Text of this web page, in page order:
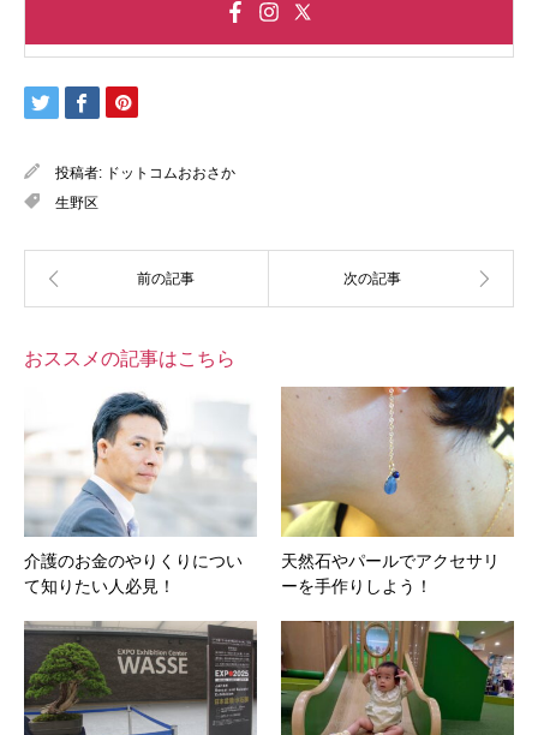
投稿者: ドットコムおおさか
生野区
おススメの記事はこちら
介護のお金のやりくりについ
て知りたい人必見！
天然石やパールでアクセサリ
ーを手作りしよう！